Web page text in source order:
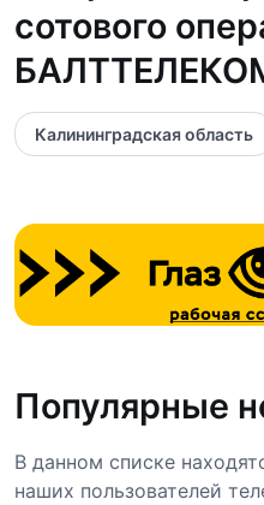
сотового
Калининградская область
Популярные
В данном списке
наших пользователей